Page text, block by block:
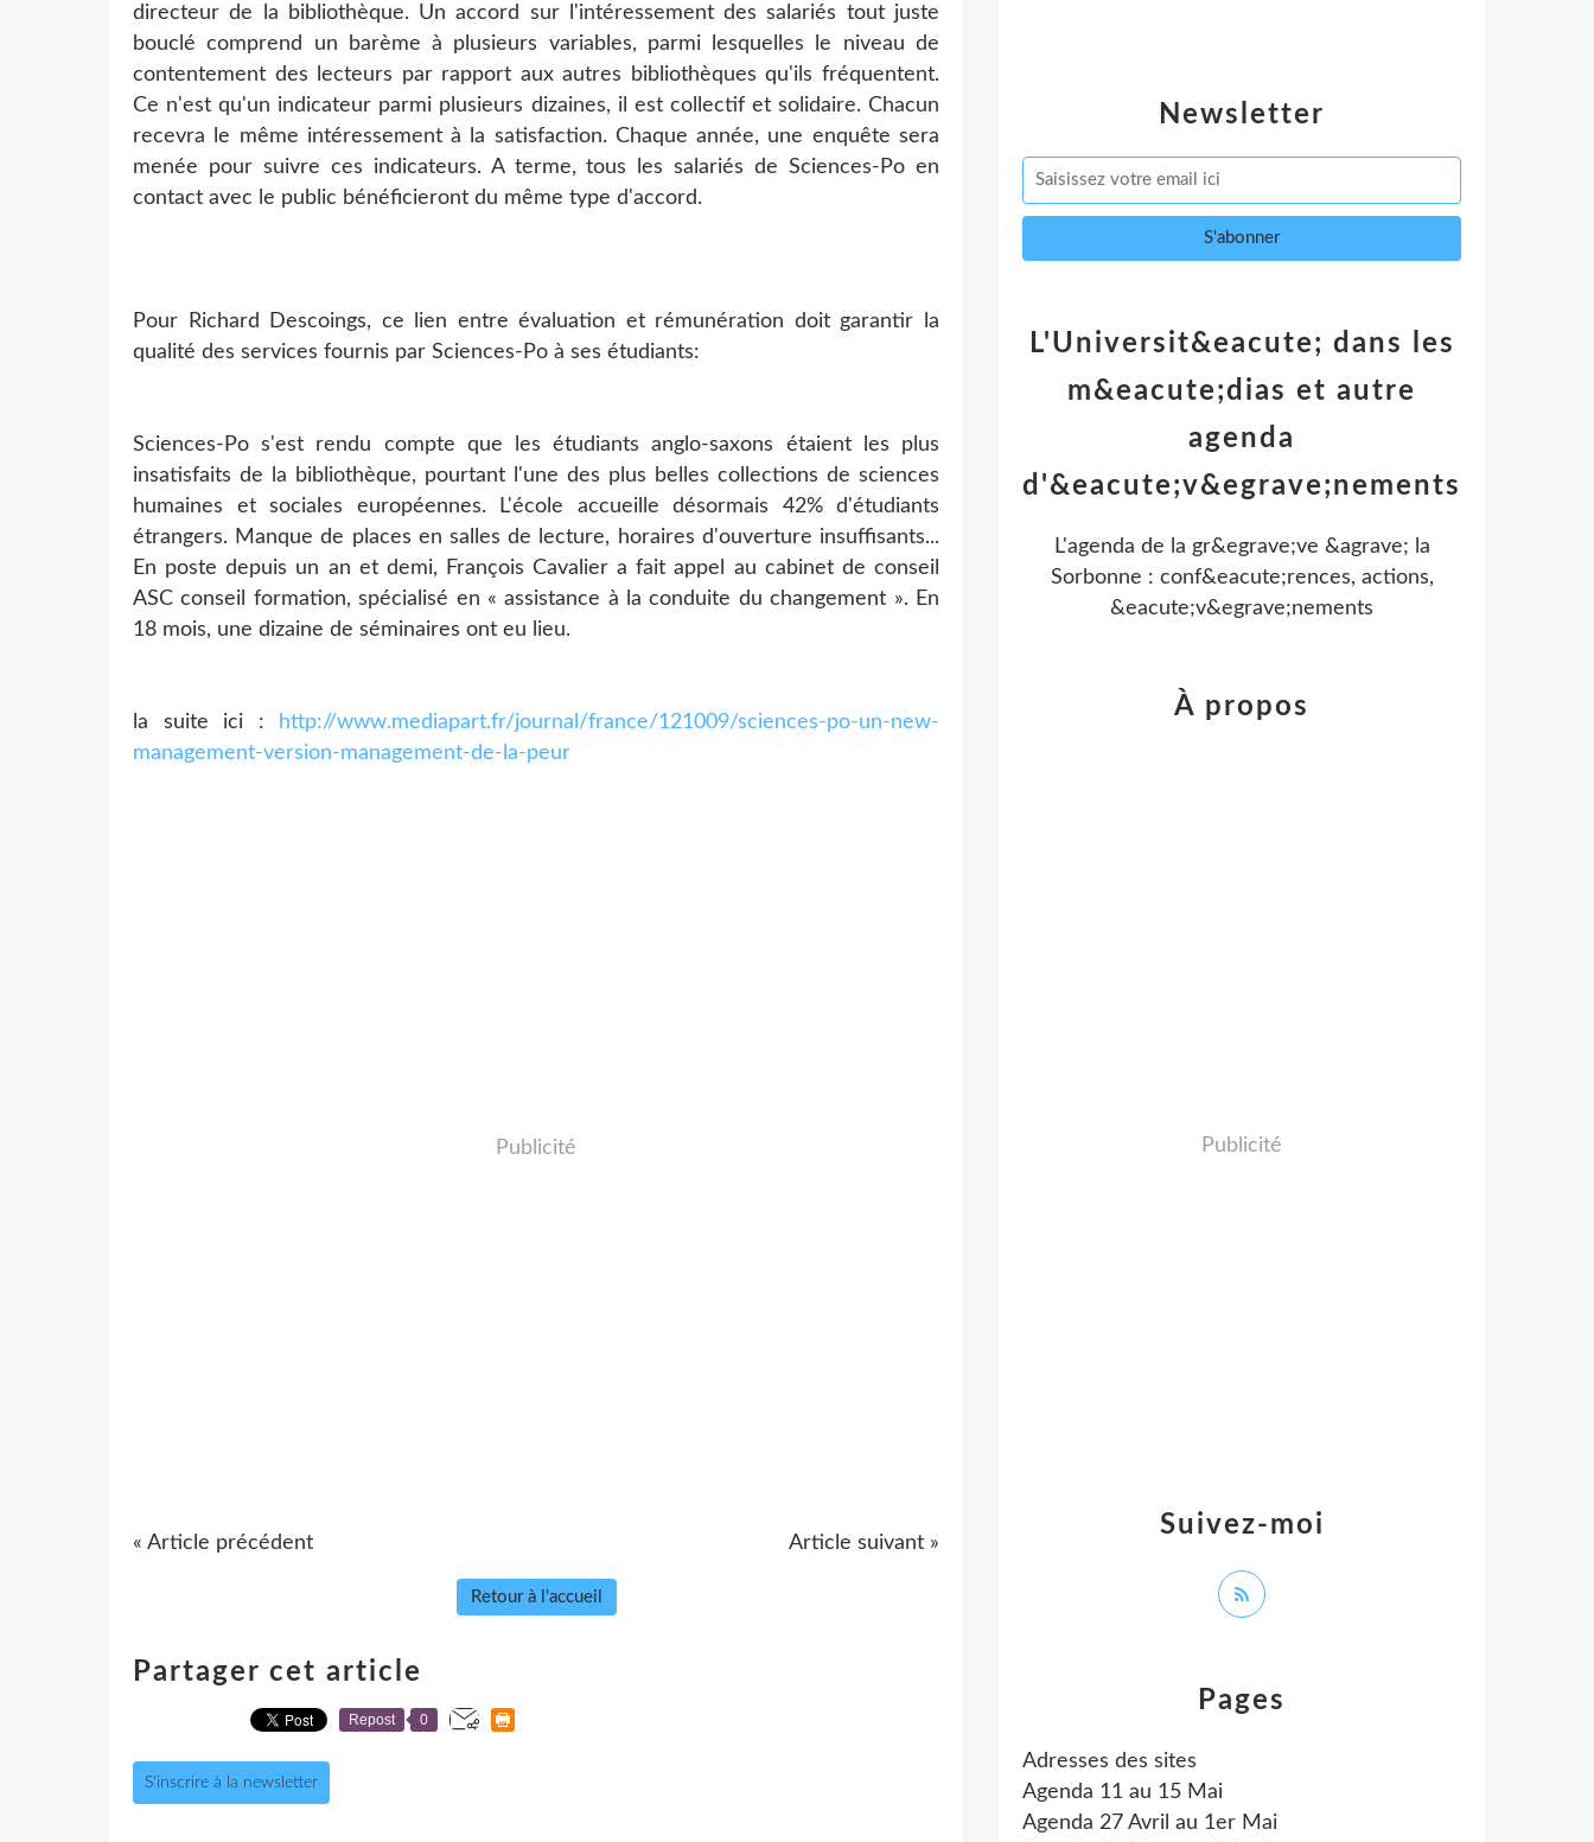
directeur de la bibliothèque. Un accord sur l'intéressement des salariés tout juste
bouclé comprend un barème à plusieurs variables, parmi lesquelles le niveau de
contentement des lecteurs par rapport aux autres bibliothèques qu'ils fréquentent.
Ce n'est qu'un indicateur parmi plusieurs dizaines, il est collectif et solidaire. Chacun
recevra le même intéressement à la satisfaction. Chaque année, une enquête sera
menée pour suivre ces indicateurs. A terme, tous les salariés de Sciences-Po en
contact avec le public bénéficieront du même type d'accord.
Pour Richard Descoings, ce lien entre évaluation et rémunération doit garantir la
qualité des services fournis par Sciences-Po à ses étudiants:
Sciences-Po s'est rendu compte que les étudiants anglo-saxons étaient les plus
insatisfaits de la bibliothèque, pourtant l'une des plus belles collections de sciences
humaines et sociales européennes. L'école accueille désormais 42% d'étudiants
étrangers. Manque de places en salles de lecture, horaires d'ouverture insuffisants...
En poste depuis un an et demi, François Cavalier a fait appel au cabinet de conseil
ASC conseil formation, spécialisé en « assistance à la conduite du changement ». En
18 mois, une dizaine de séminaires ont eu lieu.
la suite ici :
http://www.mediapart.fr/journal/france/121009/sciences-po-un-new-
management-version-management-de-la-peur
Publicité
« Article précédent Article suivant »
Retour à l'accueil
Partager cet article
Repost 0
S'inscrire à la newsletter
Newsletter
Pages
Adresses des sites
Agenda 11 au 15 Mai
Agenda 27 Avril au 1er Mai
L'Universit&eacute; dans les
m&eacute;dias et autre
agenda
d'&eacute;v&egrave;nements
L'agenda de la gr&egrave;ve &agrave; la
Sorbonne : conf&eacute;rences, actions,
&eacute;v&egrave;nements
Suivez-moi
À propos
Publicité